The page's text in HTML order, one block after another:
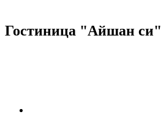
Гостиница "Айшан си"